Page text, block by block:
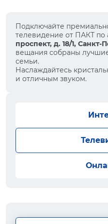
Подключайте
телевидение от ПАКТ по
проспект, д. 18/1, Санкт-
вещания собраны
семьи.
Наслаждайтесь
и отличным звуком.